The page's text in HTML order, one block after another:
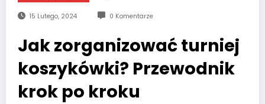
15 Lutego, 2024 0 Komentarze
Jak zorganizować turniej
koszykówki? Przewodnik
krok po kroku